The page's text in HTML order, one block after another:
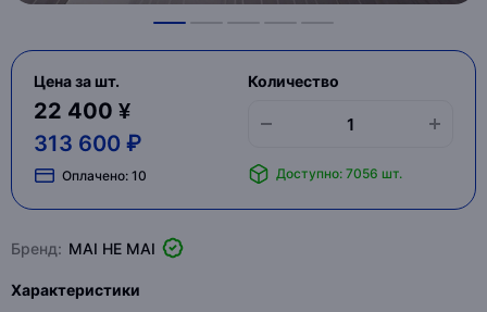
Цена за шт.
22 400 ¥
313 600 ₽
Оплачено: 10
Количество
Доступно: 7056 шт.
Бренд: MAI HE MAI
Характеристики